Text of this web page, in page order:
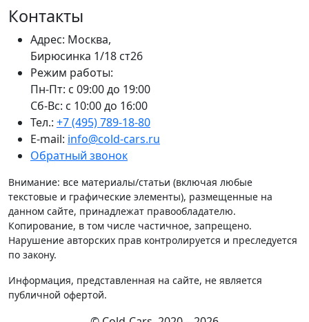
Контакты
Адрес: Москва,
Бирюсинка 1/18 ст26 ​
Режим работы:
Пн-Пт: с 09:00 до 19:00
Сб-Вс: с 10:00 до 16:00
Тел.: +7 (495) 789-18-80
E-mail: info@cold-cars.ru
Обратный звонок
Внимание: все материалы/статьи (включая любые
текстовые и графические элементы), размещенные на
данном сайте, принадлежат правообладателю.
Копирование, в том числе частичное, запрещено.
Нарушение авторских прав контролируется и преследуется
по закону.
Информация, представленная на сайте, не является
публичной офертой.